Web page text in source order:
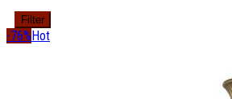
Filter
-76% Hot